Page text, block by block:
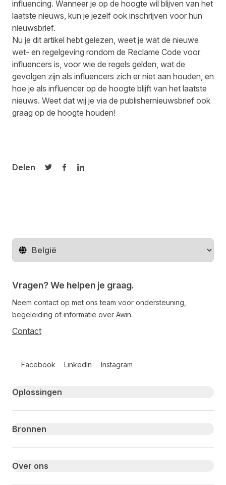
influencing. Wanneer je op de hoogte wil blijven van het
laatste nieuws, kun je jezelf ook inschrijven voor hun
nieuwsbrief.
Nu je dit artikel hebt gelezen, weet je wat de nieuwe
wet- en regelgeving rondom de Reclame Code voor
influencers is, voor wie de regels gelden, wat de
gevolgen zijn als influencers zich er niet aan houden, en
hoe je als influencer op de hoogte blijft van het laatste
nieuws. Weet dat wij je via de publishernieuwsbrief ook
graag op de hoogte houden!
Delen
Delen op Twitter
Delen op Facebook
Delen op LinkedIn
Regio wijzigen
Vragen? We helpen je graag.
Neem contact op met ons team voor ondersteuning,
begeleiding of informatie over Awin.
Contact
Facebook LinkedIn Instagram
Primary footer navigation
Oplossingen
Bronnen
Over ons